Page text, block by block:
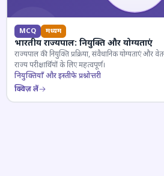
MCQ मध्यम
भारतीय राज्यपाल: नियुक्ति और योग्यताएं
राज्यपाल की नियुक्ति प्रक्रिया, संवैधानिक योग्यताएं
राज्य परीक्षार्थियों के लिए महत्वपूर्ण।
नियुक्तियाँ और इस्तीफे प्रश्नोत्तरी
क्विज़ लें